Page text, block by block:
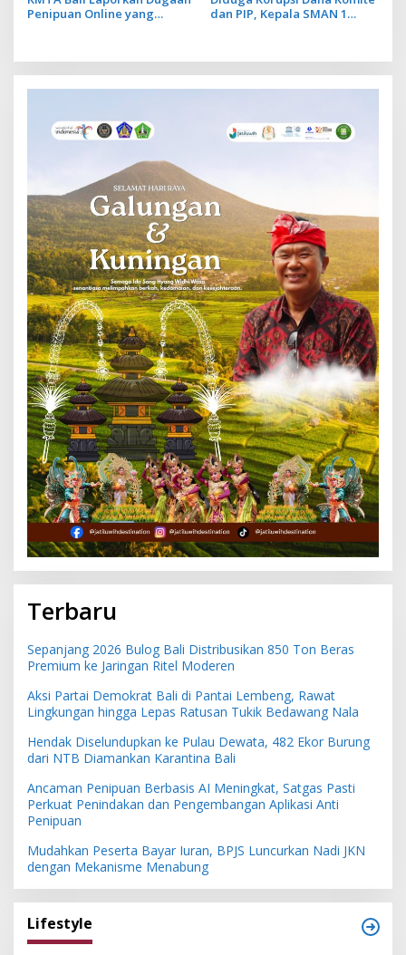
Penipuan Online yang
dan PIP, Kepala SMAN 1
Terbaru
Sepanjang 2026 Bulog Bali Distribusikan 850 Ton Beras
Premium ke Jaringan Ritel Moderen
Aksi Partai Demokrat Bali di Pantai Lembeng, Rawat
Lingkungan hingga Lepas Ratusan Tukik Bedawang Nala
Hendak Diselundupkan ke Pulau Dewata, 482 Ekor Burung
dari NTB Diamankan Karantina Bali
Ancaman Penipuan Berbasis AI Meningkat, Satgas Pasti
Perkuat Penindakan dan Pengembangan Aplikasi Anti
Penipuan
Mudahkan Peserta Bayar Iuran, BPJS Luncurkan Nadi JKN
dengan Mekanisme Menabung
Lifestyle